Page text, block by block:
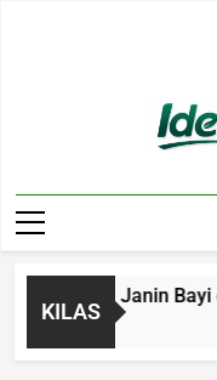
KILAS
Janin Bayi di